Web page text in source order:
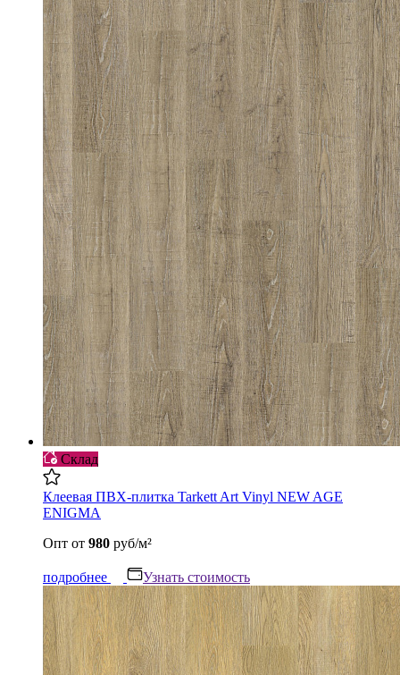
Склад
Клеевая ПВХ-плитка Tarkett Art Vinyl NEW AGE
ENIGMA
Опт от 980 руб/м²
подробнее Узнать стоимость